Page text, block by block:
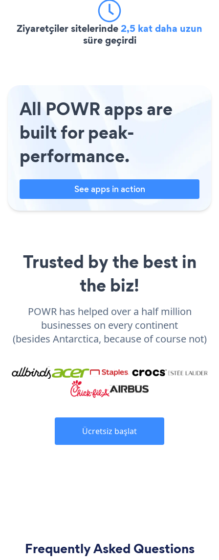
Ziyaretçiler sitelerinde2,5 kat daha uzun
süre geçirdi
All POWR apps are
built for peak-
performance.
See apps in action
Trusted by the best in
the biz!
POWR has helped over a half million
businesses on every continent
(besides Antarctica, because of course not)
Ücretsiz başlat
Frequently Asked Questions